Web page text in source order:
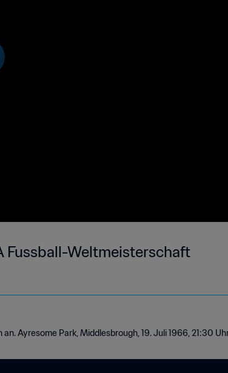
Fussball-Weltmeisterschaft
Ayresome Park, Middlesbrough, 19. Juli 1966, 21:30